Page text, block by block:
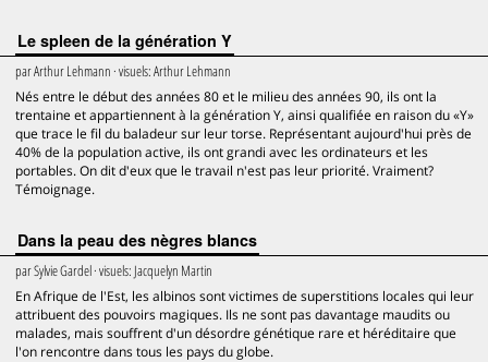
Le spleen de la génération Y
parArthur Lehmann · visuels:Arthur Lehmann
Nés entre le début des années 80 et le milieu des années 90, ils ont la
trentaine et appartiennent à la génération Y, ainsi qualifiée en raison du «Y»
que trace le fil du baladeur sur leur torse. Représentant aujourd'hui près de
40% de la population active, ils ont grandi avec les ordinateurs et les
portables. On dit d'eux que le travail n'est pas leur priorité. Vraiment?
Témoignage.
Dans la peau des nègres blancs
parSylvie Gardel· visuels: Jacquelyn Martin
En Afrique de l'Est, les albinos sont victimes de superstitions locales qui leur
attribuent des pouvoirs magiques. Ils ne sont pas davantage maudits ou
malades, mais souffrent d'un désordre génétique rare et héréditaire que
l'on rencontre dans tous les pays du globe.